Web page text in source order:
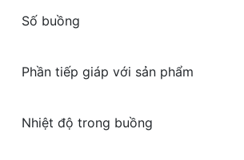
Số buồng
Phần tiếp giáp với sản phẩm
Nhiệt độ trong buồng